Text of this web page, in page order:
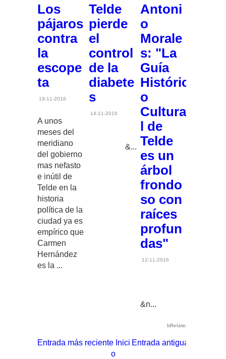
Los
pájaros
contra
la
escope
ta
19-11-2016
A unos
meses del
meridiano
del gobierno
mas nefasto
e inútil de
Telde en la
historia
política de la
ciudad ya es
empírico que
Carmen
Hernández
es la ...
Telde
pierde
el
control
de la
diabete
s
14-11-2016
&...
Antoni
o
Morale
s: "La
Guía
Históric
o
Cultura
l de
Telde
es un
árbol
frondo
so con
raíces
profun
das"
12-11-2016
&n...
bRelated
Entrada más reciente Entrada antigua
Inici
o